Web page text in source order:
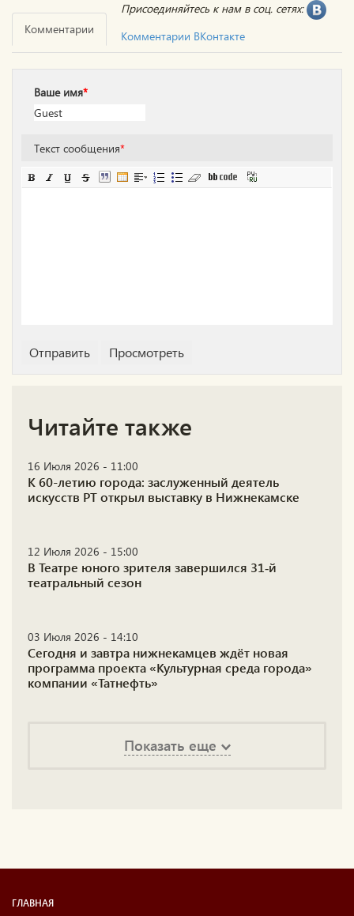
Присоединяйтесь к нам в соц. сетях:
Комментарии
Комментарии ВКонтакте
Ваше имя*
Текст сообщения*
Читайте также
16 Июля 2026 - 11:00
К 60-летию города: заслуженный деятель
искусств РТ открыл выставку в Нижнекамске
12 Июля 2026 - 15:00
В Театре юного зрителя завершился 31‑й
театральный сезон
03 Июля 2026 - 14:10
Сегодня и завтра нижнекамцев ждёт новая
программа проекта «Культурная среда города»
компании «Татнефть»
Показать еще
ГЛАВНАЯ